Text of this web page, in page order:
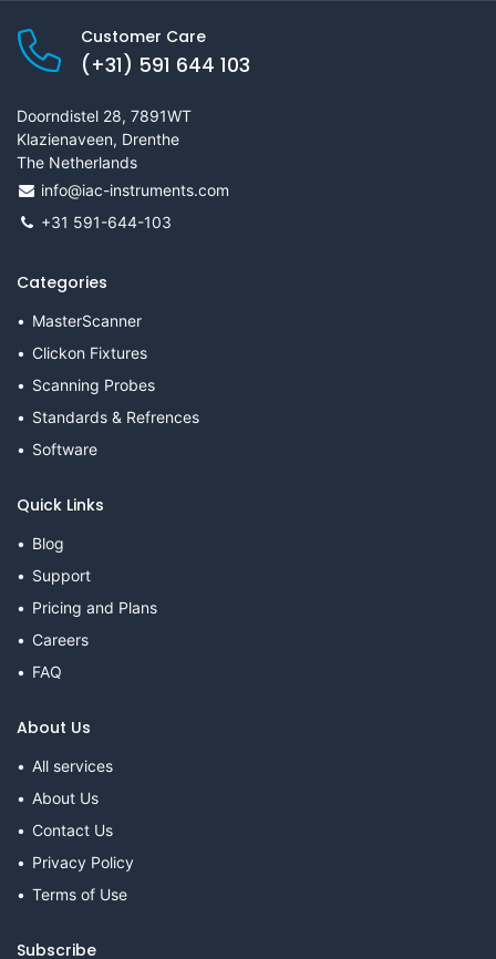
Customer Care
(+31) 591 644 103
Doorndistel 28, 7891WT
Klazienaveen, Drenthe
The Netherlands
info@iac-instruments.com
+31 591-644-103
Categories
MasterScanner
Clickon Fixtures
Scanning Probes
Standards & Refrences
Software
Quick Links
Blog
Support
Pricing and Plans
Careers
FAQ
About Us
All services
About Us
Contact Us
Privacy Policy
Terms of Use
Subscribe